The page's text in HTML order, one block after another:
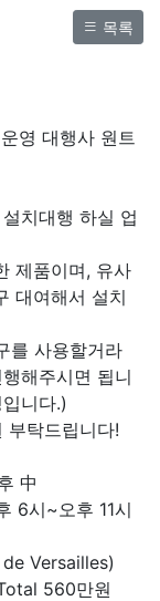
목록
영 대행사 원트
치대행 하실 업
제품이며, 유사
대여해서 설치
를 사용할거라
해주시면 됩니
니다.)
부탁드립니다!
中
6시~오후 11시
Versailles)
560만원